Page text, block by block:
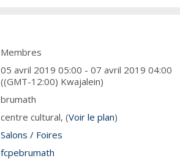
Membres
05 avril 2019 05:00 - 07 avril 2019 04:00
((GMT-12:00) Kwajalein)
brumath
centre cultural, (Voir le plan)
Salons / Foires
fcpebrumath